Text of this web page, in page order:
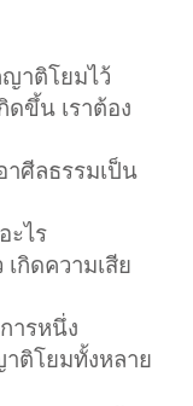
ญาติโยมไว้
ดขึ้น เราต้อง
าศีลธรรมเป็น
ะไร
กิดความเสีย
ารหนึ่ง
ติโยมทั้งหลาย